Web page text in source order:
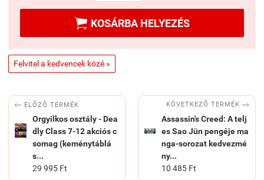
 KOSÁRBA HELYEZÉS
Felvitel a kedvencek közé »
 ELŐZŐ TERMÉK
Orgyilkos osztály - Dea
dly Class 7-12 akciós c
somag (keménytáblá
s...
29 995 Ft
KÖVETKEZŐ TERMÉK 
Assassin's Creed: A telj
es Sao Jün pengéje ma
nga-sorozat kedvezmé
ny...
10 485 Ft